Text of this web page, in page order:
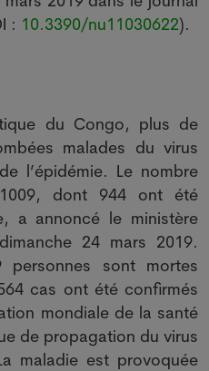
: 10.3390/nu11030622).
du Congo, plus de
malades du virus
l’épidémie. Le nombre
dont 944 ont été
a annoncé le ministère
24 mars 2019.
personnes sont mortes
cas ont été confirmés
mondiale de la santé
de propagation du virus
maladie est provoquée